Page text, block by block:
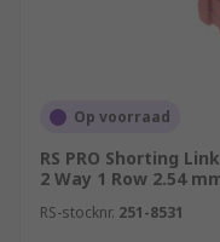
Op voorraad
RS PRO Shorting
2 Way 1 Row 2.54
RS-stocknr. 251-8531